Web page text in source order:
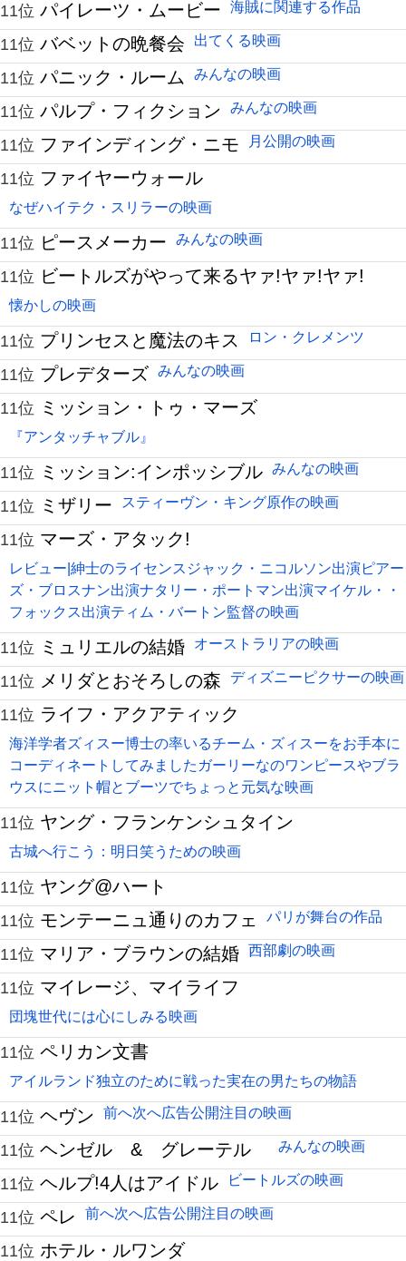
11位 パイレーツ・ムービー 海賊に関連する作品
11位 バベットの晩餐会 出てくる映画
11位 パニック・ルーム みんなの映画
11位 パルプ・フィクション みんなの映画
11位 ファインディング・ニモ 月公開の映画
11位 ファイヤーウォール
なぜハイテク・スリラーの映画
11位 ピースメーカー みんなの映画
11位 ビートルズがやって来るヤァ!ヤァ!ヤァ!
懐かしの映画
11位 プリンセスと魔法のキス ロン・クレメンツ
11位 プレデターズ みんなの映画
11位 ミッション・トゥ・マーズ
『アンタッチャブル』
11位 ミッション:インポッシブル みんなの映画
11位 ミザリー スティーヴン・キング原作の映画
11位 マーズ・アタック!
レビュー|紳士のライセンスジャック・ニコルソン出演ピアー
ズ・ブロスナン出演ナタリー・ポートマン出演マイケル・・
フォックス出演ティム・バートン監督の映画
11位 ミュリエルの結婚 オーストラリアの映画
11位 メリダとおそろしの森 ディズニーピクサーの映画
11位 ライフ・アクアティック
海洋学者ズィスー博士の率いるチーム・ズィスーをお手本に
コーディネートしてみましたガーリーなのワンピースやブラ
ウスにニット帽とブーツでちょっと元気な映画
11位 ヤング・フランケンシュタイン
古城へ行こう：明日笑うための映画
11位 ヤング@ハート
11位 モンテーニュ通りのカフェ パリが舞台の作品
11位 マリア・ブラウンの結婚 西部劇の映画
11位 マイレージ、マイライフ
団塊世代には心にしみる映画
11位 ペリカン文書
アイルランド独立のために戦った実在の男たちの物語
11位 ヘヴン 前へ次へ広告公開注目の映画
11位 ヘンゼル & グレーテル みんなの映画
11位 ヘルプ!4人はアイドル ビートルズの映画
11位 ペレ 前へ次へ広告公開注目の映画
11位 ホテル・ルワンダ